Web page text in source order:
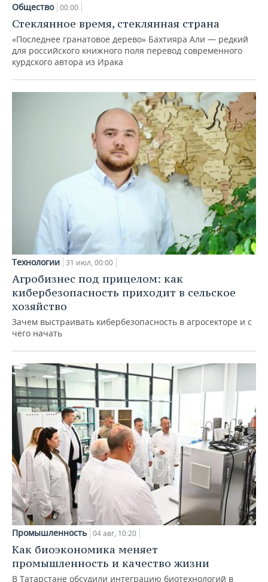
Общество 00:00
Стеклянное время, стеклянная страна
«Последнее гранатовое дерево» Бахтияра Али — редкий
для российского книжного поля перевод современного
курдского автора из Ирака
Технологии 31 июл, 00:00
Агробизнес под прицелом: как
кибербезопасность приходит в сельское
хозяйство
Зачем выстраивать кибербезопасность в агросекторе и с
чего начать
Промышленность 04 авг, 10:20
Как биоэкономика меняет
промышленность и качество жизни
В Татарстане обсудили интеграцию биотехнологий в